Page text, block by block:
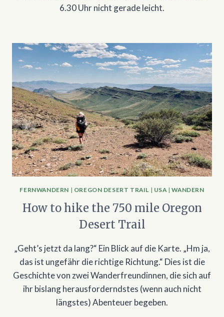
6.30 Uhr nicht gerade leicht.
FERNWANDERN | OREGON DESERT TRAIL | USA |WANDERN
How to hike the 750 mile Oregon
Desert Trail
„Geht’s jetzt da lang?“ Ein Blick auf die Karte. „Hm ja,
das ist ungefähr die richtige Richtung.“ Dies ist die
Geschichte von zwei Wanderfreundinnen, die sich auf
ihr bislang herausforderndstes (wenn auch nicht
längstes) Abenteuer begeben.